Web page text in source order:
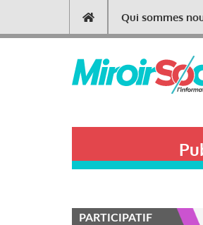
contenu
Main
navigation
Qui sommes
PARTICIPATIF